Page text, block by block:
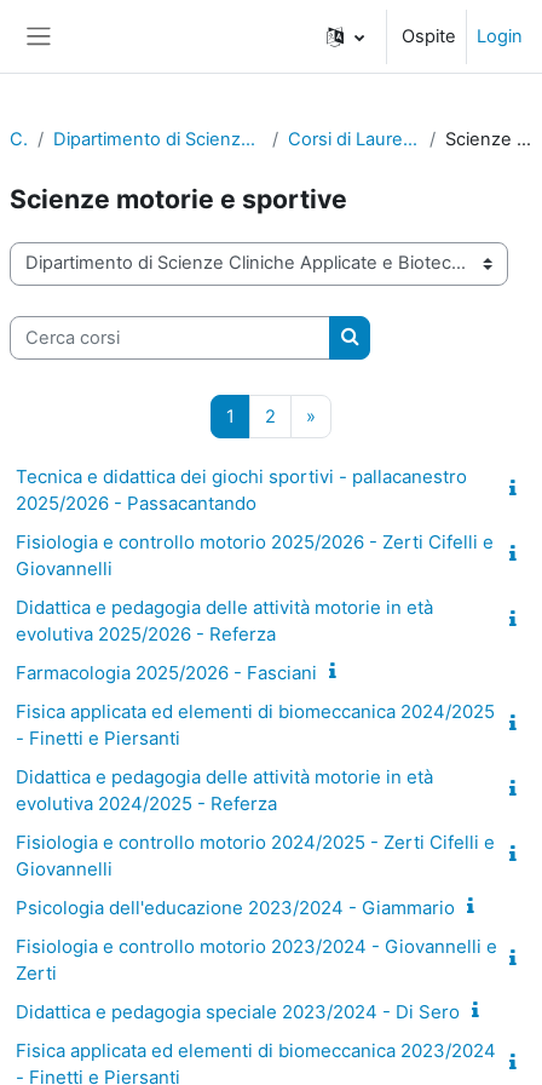
Ospite Login
Corsi Dipartimento di Scienze Cliniche Applicate e Biotecnologiche Corsi di Laurea (triennali di primo livello) Scienze motorie e sportive
Scienze motorie e sportive
Categorie di corso
Cerca corsi
Cerca corsi
1 Pagina 1
2 Pagina 2
»
Tecnica e didattica dei giochi sportivi - pallacanestro
2025/2026 - Passacantando
Fisiologia e controllo motorio 2025/2026 - Zerti Cifelli e
Giovannelli
Didattica e pedagogia delle attività motorie in età
evolutiva 2025/2026 - Referza
Farmacologia 2025/2026 - Fasciani
Fisica applicata ed elementi di biomeccanica 2024/2025
- Finetti e Piersanti
Didattica e pedagogia delle attività motorie in età
evolutiva 2024/2025 - Referza
Fisiologia e controllo motorio 2024/2025 - Zerti Cifelli e
Giovannelli
Psicologia dell'educazione 2023/2024 - Giammario
Fisiologia e controllo motorio 2023/2024 - Giovannelli e
Zerti
Didattica e pedagogia speciale 2023/2024 - Di Sero
Fisica applicata ed elementi di biomeccanica 2023/2024
- Finetti e Piersanti